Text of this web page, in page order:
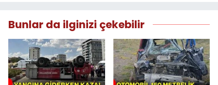
Bunlar da ilginizi çekebilir